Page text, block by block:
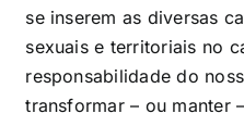
se inserem as diversas
sexuais e territoriais no
responsabilidade do
transformar – ou manter